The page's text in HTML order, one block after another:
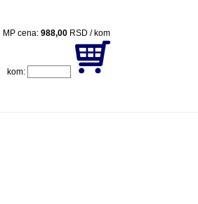
MP cena: 988,00RSD / kom
kom: